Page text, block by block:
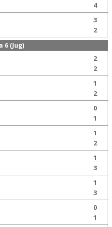
4
3
2
6 (Jug)
2
2
1
2
0
1
1
2
1
3
1
3
0
1